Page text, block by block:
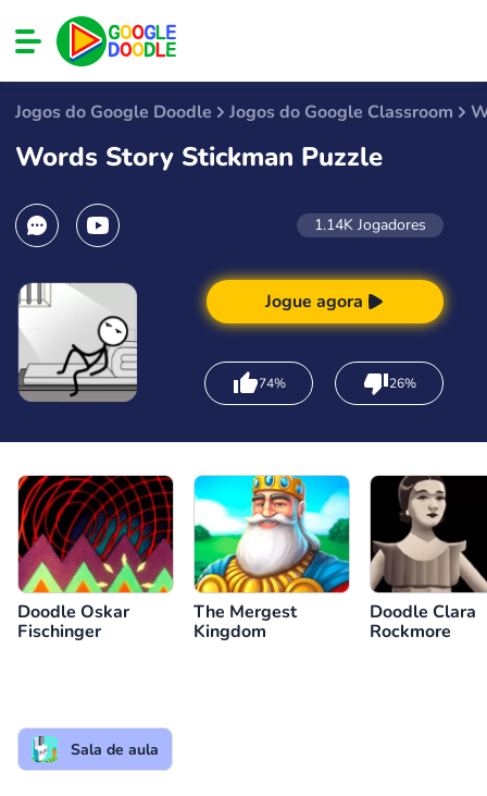
Jogos do Google Doodle Jogos do Google Classroom
Words Story Stickman Puzzle
1.14K Jogadores
Jogue agora
74% 26%
Doodle Oskar
Fischinger
The Mergest
Kingdom
Doodle Clara
Rockmore
Sala de aula